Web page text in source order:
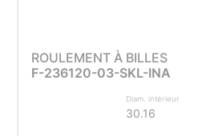
ROULEMENT À BILLES
F-236120-03-SKL-INA
Diam. intérieur
30.16